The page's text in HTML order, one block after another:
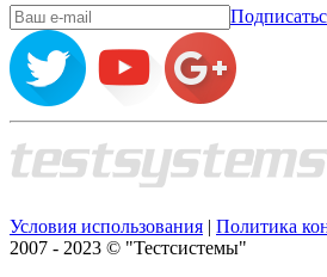
Условия использования | Политика
2007 - 2023 © "Тестсистемы"